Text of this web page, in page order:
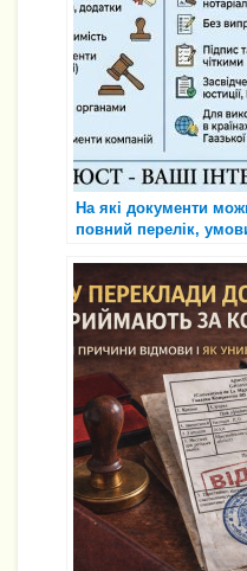
На які документи
повний перелік,